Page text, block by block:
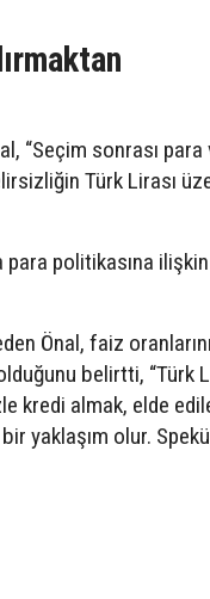
“Seçim sonrası para
Türk Lirası
politikasına ilişkin
Önal, faiz
belirtti, “Türk
kredi almak, elde
yaklaşım olur.